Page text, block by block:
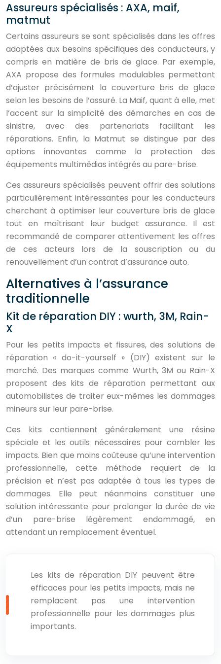
Assureurs spécialisés : AXA, maif,
matmut
Certains assureurs se sont spécialisés dans les offres
adaptées aux besoins spécifiques des conducteurs, y
compris en matière de bris de glace. Par exemple,
AXA propose des formules modulables permettant
d’ajuster précisément la couverture bris de glace
selon les besoins de l’assuré. La Maif, quant à elle, met
l’accent sur la simplicité des démarches en cas de
sinistre, avec des partenariats facilitant les
réparations. Enfin, la Matmut se distingue par des
options innovantes comme la protection des
équipements multimédias intégrés au pare-brise.
Ces assureurs spécialisés peuvent offrir des solutions
particulièrement intéressantes pour les conducteurs
cherchant à optimiser leur couverture bris de glace
tout en maîtrisant leur budget assurance. Il est
recommandé de comparer attentivement les offres
de ces acteurs lors de la souscription ou du
renouvellement d’un contrat d’assurance auto.
Alternatives à l’assurance
traditionnelle
Kit de réparation DIY : wurth, 3M, Rain-
X
Pour les petits impacts et fissures, des solutions de
réparation « do-it-yourself » (DIY) existent sur le
marché. Des marques comme Wurth, 3M ou Rain-X
proposent des kits de réparation permettant aux
automobilistes de traiter eux-mêmes les dommages
mineurs sur leur pare-brise.
Ces kits contiennent généralement une résine
spéciale et les outils nécessaires pour combler les
impacts. Bien que moins coûteuse qu’une intervention
professionnelle, cette méthode requiert de la
précision et n’est pas adaptée à tous les types de
dommages. Elle peut néanmoins constituer une
solution intéressante pour prolonger la durée de vie
d’un pare-brise légèrement endommagé, en
attendant un remplacement éventuel.
Les kits de réparation DIY peuvent être
efficaces pour les petits impacts, mais ne
remplacent pas une intervention
professionnelle pour les dommages plus
importants.